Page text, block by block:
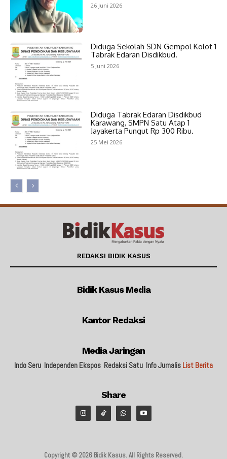
26 Juni 2026
Diduga Sekolah SDN Gempol Kolot 1
Tabrak Edaran Disdikbud.
5 Juni 2026
Diduga Tabrak Edaran Disdikbud
Karawang, SMPN Satu Atap 1
Jayakerta Pungut Rp 300 Ribu.
25 Mei 2026
REDAKSI BIDIK KASUS
Bidik Kasus Media
Kantor Redaksi
Media Jaringan
Indo Seru Independen Ekspos Redaksi Satu Info Jurnalis List Berita
Share
Copyright © 2026 Bidik Kasus. All Rights Reserved.